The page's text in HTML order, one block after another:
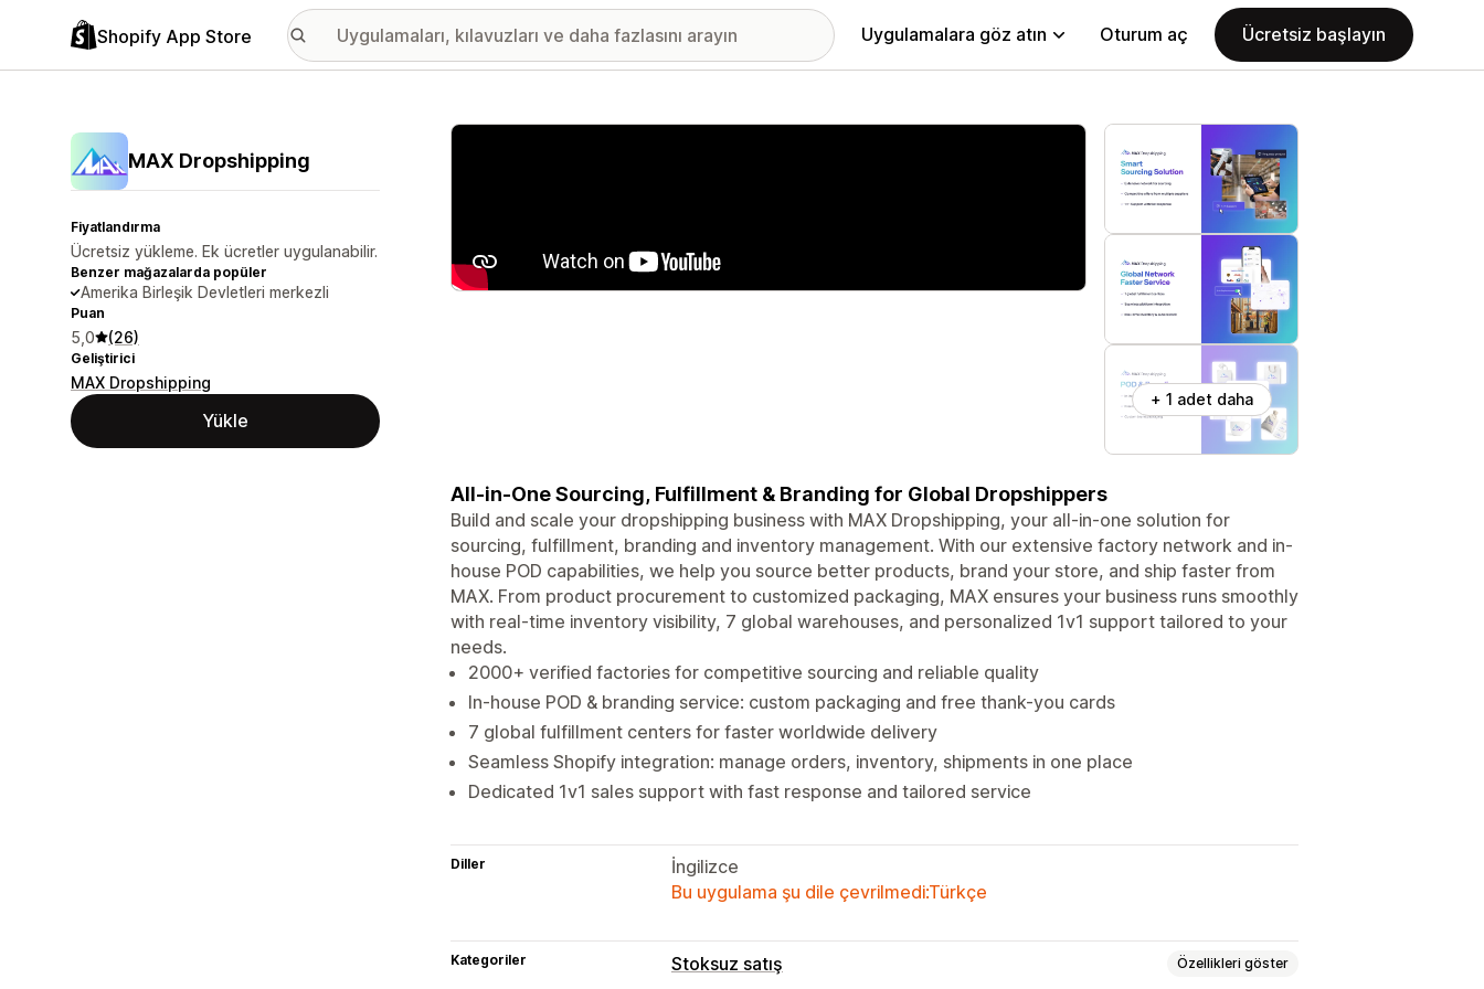
Shopify App Store Uygulamalara göz atın Oturum aç Ücretsiz başlayın
MAX Dropshipping
Fiyatlandırma
Ücretsiz yükleme. Ek ücretler uygulanabilir.
Benzer mağazalarda popüler
Amerika Birleşik Devletleri merkezli
Puan
5,0 (26)
Geliştirici
MAX Dropshipping
Yükle
Öne çıkan görsel galerisi
+ 1 adet daha
All-in-One Sourcing, Fulfillment & Branding for Global Dropshippers
Build and scale your dropshipping business with MAX Dropshipping, your all-in-one solution for
sourcing, fulfillment, branding and inventory management. With our extensive factory network and in-
house POD capabilities, we help you source better products, brand your store, and ship faster from
MAX. From product procurement to customized packaging, MAX ensures your business runs smoothly
with real-time inventory visibility, 7 global warehouses, and personalized 1v1 support tailored to your
needs.
2000+ verified factories for competitive sourcing and reliable quality
In-house POD & branding service: custom packaging and free thank-you cards
7 global fulfillment centers for faster worldwide delivery
Seamless Shopify integration: manage orders, inventory, shipments in one place
Dedicated 1v1 sales support with fast response and tailored service
Diller
İngilizce
Bu uygulama şu dile çevrilmedi:Türkçe
Kategoriler Stoksuz satış Özellikleri göster